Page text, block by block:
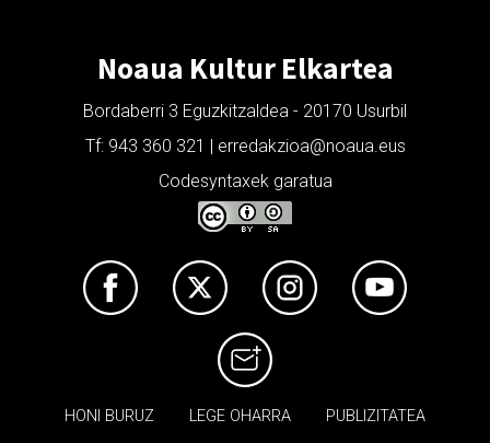
Noaua Kultur Elkartea
Bordaberri 3 Eguzkitzaldea - 20170 Usurbil
Tf: 943 360 321 | erredakzioa@noaua.eus
Codesyntaxek garatua
HONI BURUZ LEGE OHARRA PUBLIZITATEA